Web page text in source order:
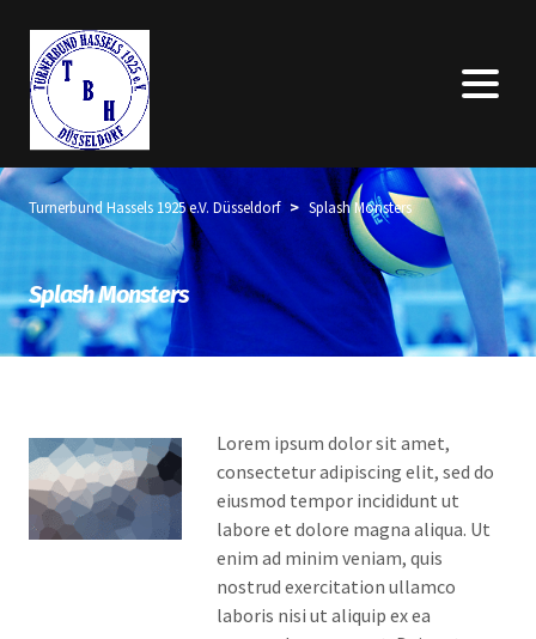
Turnerbund Hassels 1925 e.V. Düsseldorf > Splash Monsters
Splash Monsters
Lorem ipsum dolor sit amet,
consectetur adipiscing elit, sed do
eiusmod tempor incididunt ut
labore et dolore magna aliqua. Ut
enim ad minim veniam, quis
nostrud exercitation ullamco
laboris nisi ut aliquip ex ea